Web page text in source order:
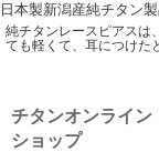
日本製新潟産純チタン
純チタンレースピアスは
ても軽くて、耳につけた
チタンオンライン
ショップ